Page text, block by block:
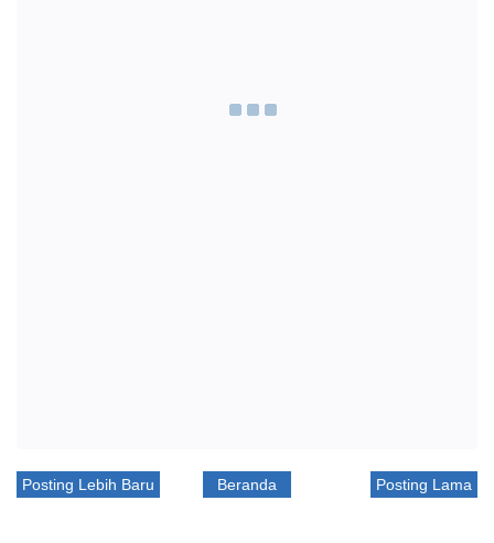
Posting Lebih Baru Posting Lama
Beranda